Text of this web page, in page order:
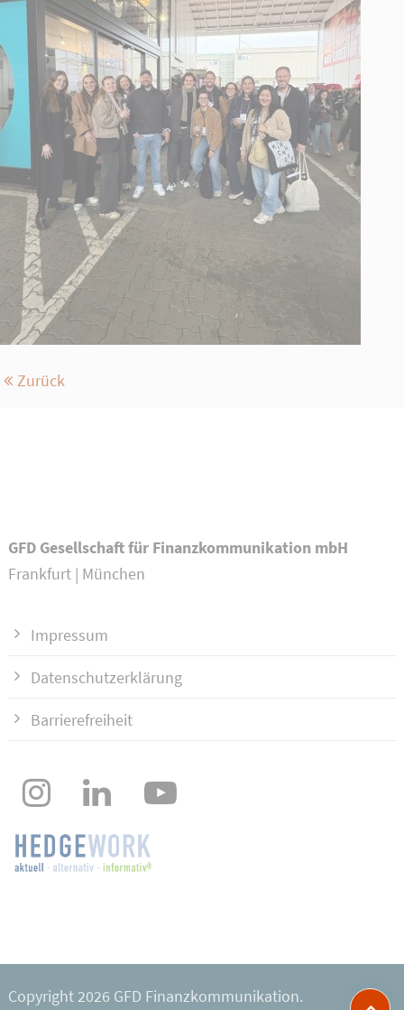
Zurück
GFD Gesellschaft für Finanzkommunikation mbH
Frankfurt | München
Impressum
Datenschutzerklärung
Barrierefreiheit
Copyright 2026 GFD Finanzkommunikation.